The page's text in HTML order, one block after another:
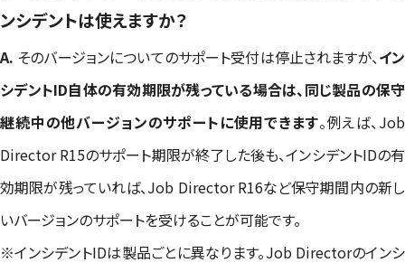
ンシデントは使えますか？
A. そのバージョンについてのサポート受付は停止されますが、イン
シデントID自体の有効期限が残っている場合は、同じ製品の保守
継続中の他バージョンのサポートに使用できます。例えば、Job
Director R15のサポート期限が終了した後も、インシデントIDの有
効期限が残っていれば、Job Director R16など保守期間内の新し
いバージョンのサポートを受けることが可能です。
※インシデントIDは製品ごとに異なります。Job Directorのインシ